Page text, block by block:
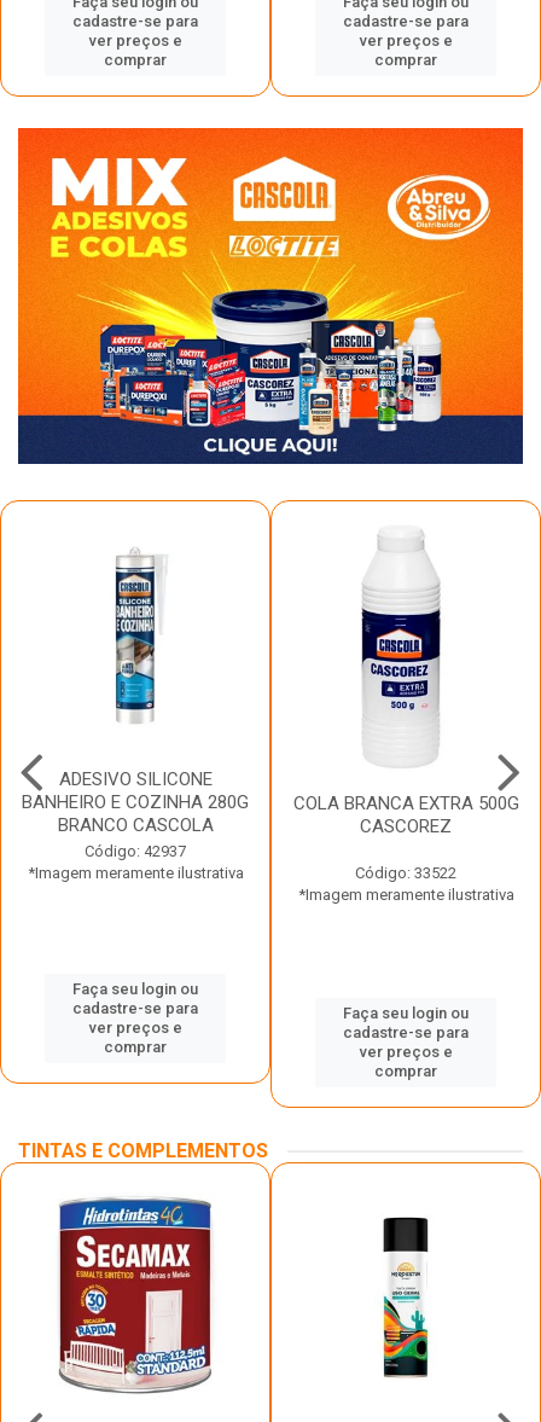
cadastre-se para
ver preços e
comprar
cadastre-se para
ver preços e
comprar
ADESIVO SILICONE
BANHEIRO E COZINHA 280G
BRANCO CASCOLA
Código: 42937
*Imagem meramente ilustrativa
Faça seu login ou
cadastre-se para
ver preços e
comprar
COLA BRANCA EXTRA 500G
CASCOREZ
Código: 33522
*Imagem meramente ilustrativa
Faça seu login ou
cadastre-se para
ver preços e
comprar
TINTAS E COMPLEMENTOS